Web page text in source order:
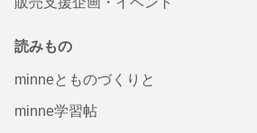
読みもの
minneとものづくりと
minne学習帖